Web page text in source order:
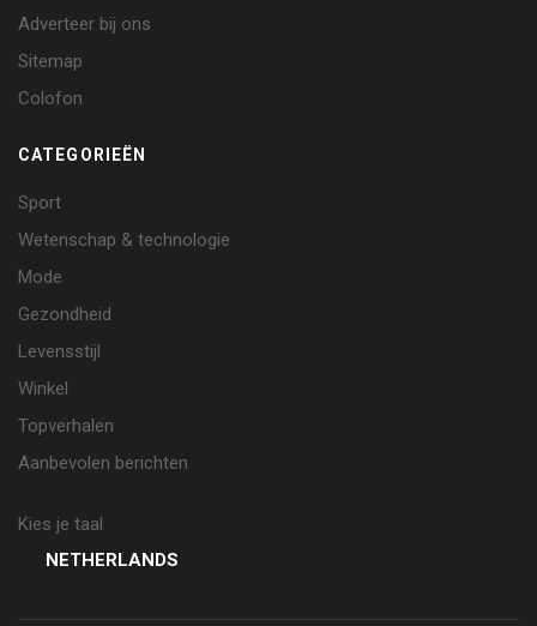
Adverteer bij ons
Sitemap
Colofon
CATEGORIEËN
Sport
Wetenschap & technologie
Mode
Gezondheid
Levensstijl
Winkel
Topverhalen
Aanbevolen berichten
Kies je taal
NETHERLANDS